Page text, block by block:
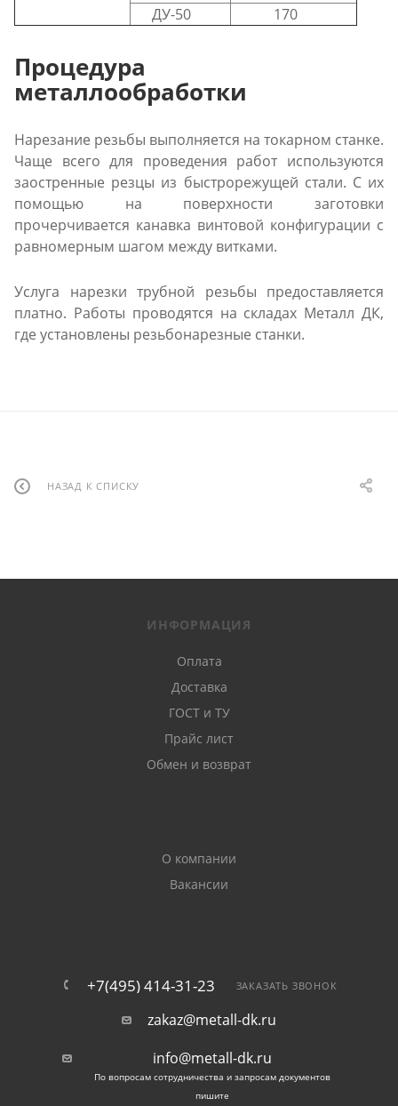
ДУ-50
170
Процедура
металлообработки
Нарезание резьбы выполняется на токарном станке.
Чаще всего для проведения работ используются
заостренные резцы из быстрорежущей стали. С их
помощью на поверхности заготовки
прочерчивается канавка винтовой конфигурации с
равномерным шагом между витками.
Услуга нарезки трубной резьбы предоставляется
платно. Работы проводятся на складах Металл ДК,
где установлены резьбонарезные станки.
НАЗАД К СПИСКУ
ИНФОРМАЦИЯ
Оплата
Доставка
ГОСТ и ТУ
Прайс лист
Обмен и возврат
О компании
Вакансии
+7(495) 414-31-23 ЗАКАЗАТЬ ЗВОНОК
zakaz@metall-dk.ru
info@metall-dk.ru
По вопросам сотрудничества и запросам документов
пишите